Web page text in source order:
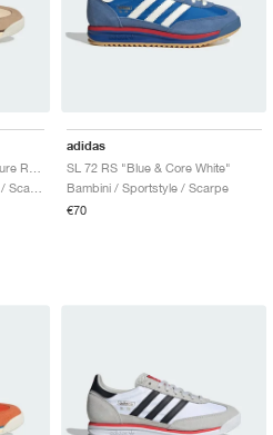
adidas
SL 72 RS "Blue & Core White"
Bambini / Sportstyle / Scarpe
€70